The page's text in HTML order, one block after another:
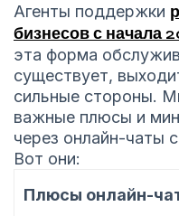
Агенты поддержки
бизнесов с начала
эта форма
существует,
сильные стороны.
важные плюсы и
через онлайн-чаты
Вот они:
Плюсы онлайн-